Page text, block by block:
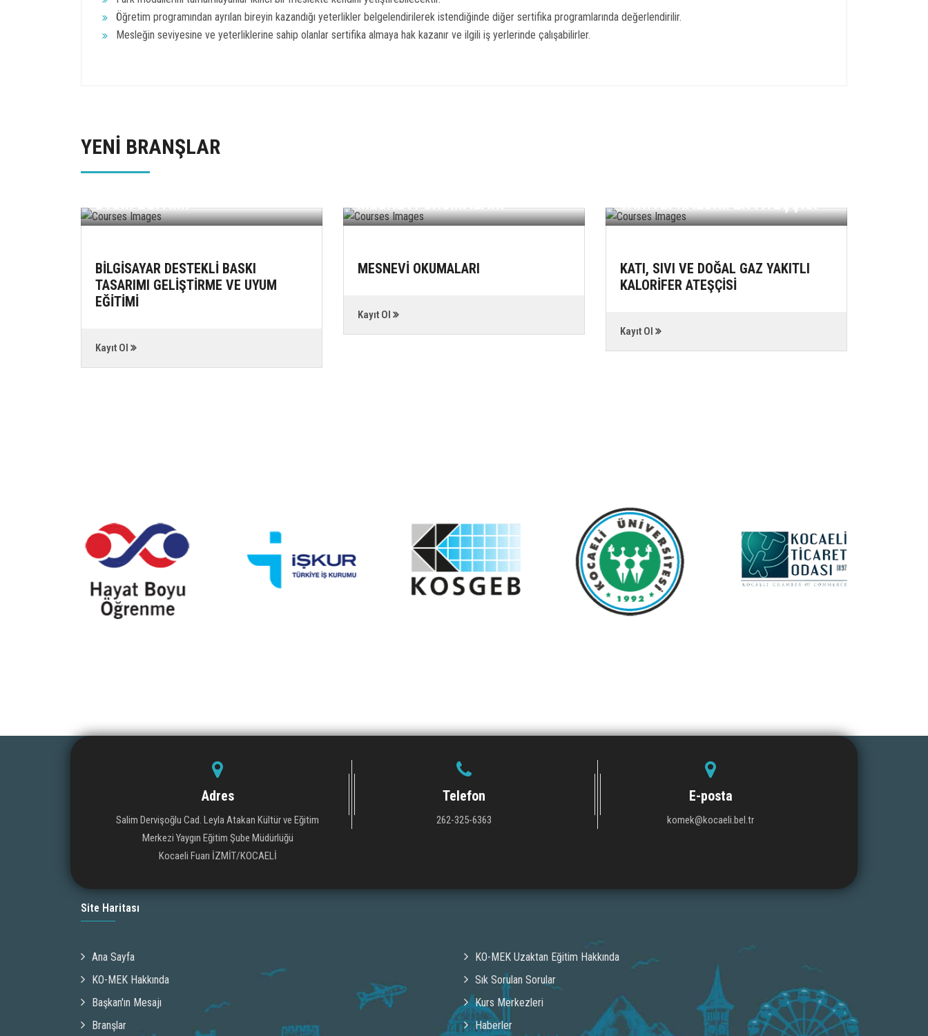
Öğretim programından ayrılan bireyin kazandığı yeterlikler belgelendirilerek istendiğinde diğer sertifika programlarında değerlendirilir.
Mesleğin seviyesine ve yeterliklerine sahip olanlar sertifika almaya hak kazanır ve ilgili iş yerlerinde çalışabilirler.
YENİ BRANŞLAR
BİLGİSAYAR DESTEKLİ BASKI
UYUM EĞİTİMİ
BİLGİSAYAR DESTEKLİ BASKI
TASARIMI GELİŞTİRME VE UYUM
EĞİTİMİ
Kayıt Ol
MESNEVİ OKUMALARI
MESNEVİ OKUMALARI
Kayıt Ol
YAKITLI KALORİFER ATEŞÇİSİ
KATI, SIVI VE DOĞAL GAZ YAKITLI
KALORİFER ATEŞÇİSİ
Kayıt Ol
Adres
Salim Dervişoğlu Cad. Leyla Atakan Kültür ve Eğitim
Merkezi Yaygın Eğitim Şube Müdürlüğü
Kocaeli Fuarı İZMİT/KOCAELİ
Telefon
262-325-6363
E-posta
komek@kocaeli.bel.tr
Site Haritası
Ana Sayfa
KO-MEK Uzaktan Eğitim Hakkında
KO-MEK Hakkında
Sık Sorulan Sorular
Başkan'ın Mesajı
Kurs Merkezleri
Branşlar
Haberler